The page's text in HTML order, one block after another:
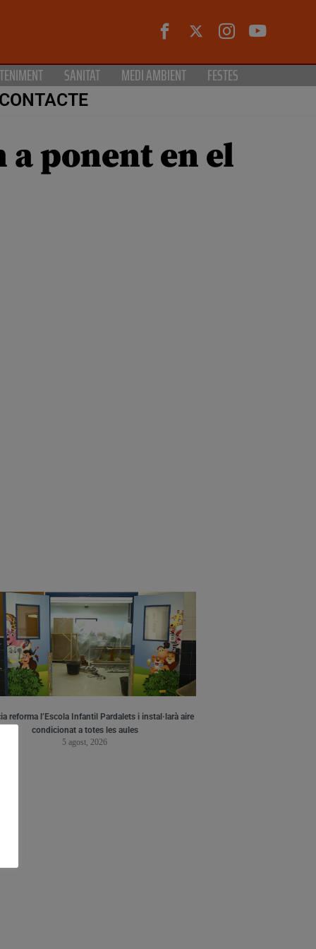
SANITAT MEDI AMBIENT FESTES
CONTACTE
ponent en el
reforma l’Escola Infantil Pardalets i instal·larà aire
condicionat a totes les aules
5 agost, 2026